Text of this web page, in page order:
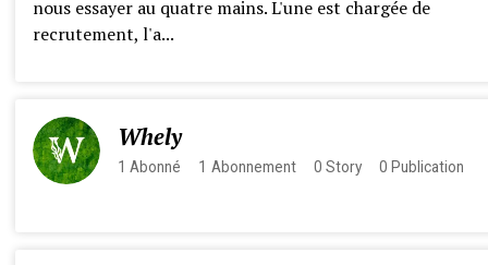
nous essayer au quatre mains. L'une est chargée de
recrutement, l'a...
Whely
1 Abonné 1 Abonnement 0 Story 0 Publication